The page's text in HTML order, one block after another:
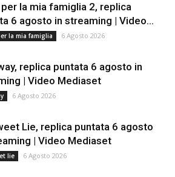
la mia famiglia 2, replica
6 agosto in streaming | Video...
la mia famiglia 6 Agosto 2026
replica puntata 6 agosto in
| Video Mediaset
6 Agosto 2026
Lie, replica puntata 6 agosto
| Video Mediaset
lie 6 Agosto 2026